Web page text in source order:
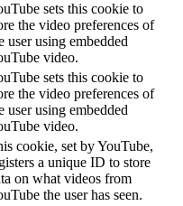
sets this cookie to
the video preferences of
user using embedded
video.
sets this cookie to
the video preferences of
user using embedded
video.
cookie, set by YouTube,
a unique ID to store
on what videos from
the user has seen.